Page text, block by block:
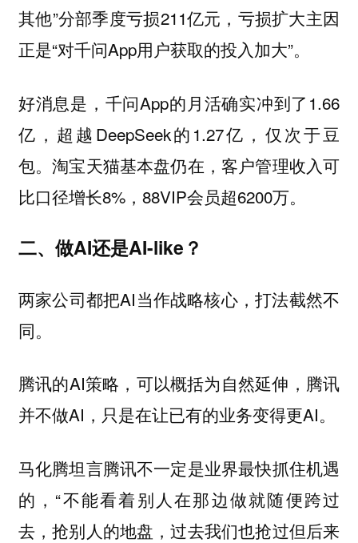
其他”分部季度亏损211亿元，亏损扩大主因
正是“对千问App用户获取的投入加大”。
好消息是，千问App的月活确实冲到了1.66
亿，超越DeepSeek的1.27亿，仅次于豆
包。淘宝天猫基本盘仍在，客户管理收入可
比口径增长8%，88VIP会员超6200万。
二、做AI还是AI-like？
两家公司都把AI当作战略核心，打法截然不
同。
腾讯的AI策略，可以概括为自然延伸，腾讯
并不做AI，只是在让已有的业务变得更AI。
马化腾坦言腾讯不一定是业界最快抓住机遇
的，“不能看着别人在那边做就随便跨过
去，抢别人的地盘，过去我们也抢过但后来